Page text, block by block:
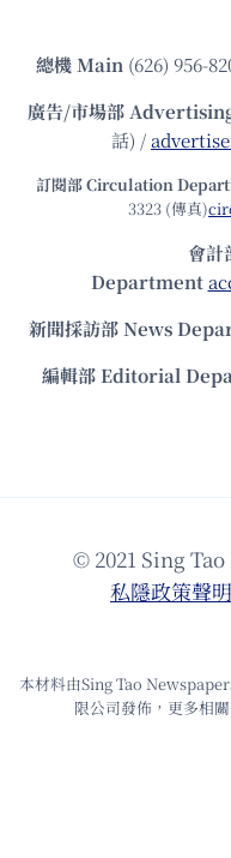
總機Main (626) 956-
廣告/市場部
話) /
訂閱部 Circulation
3323 (傳真)
會
Department
新聞採訪部 News
編輯部 Editorial
© 2021 Sing
私隱政策聲明
本材料由Sing Tao
限公司發佈，更多相